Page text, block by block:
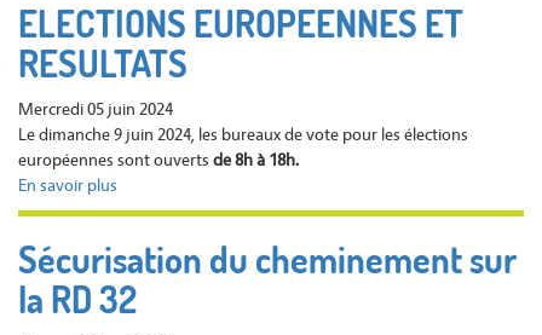
municipal
le
13
juin
2024
à
ELECTIONS EUROPEENNES ET
RESULTATS
Mercredi 05 juin 2024
Le dimanche 9 juin 2024, les bureaux de vote pour les élections
européennes sont ouverts de 8h à 18h.
En savoir plus
ELECTIONS
ET
RESULTATS
Sécurisation du cheminement sur
la RD 32